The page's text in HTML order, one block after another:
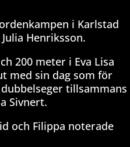
i Karlstad
Henriksson.
200 meter i Eva Lisa
med sin dag som för
tillsammans
Sivnert.
och Filippa noterade